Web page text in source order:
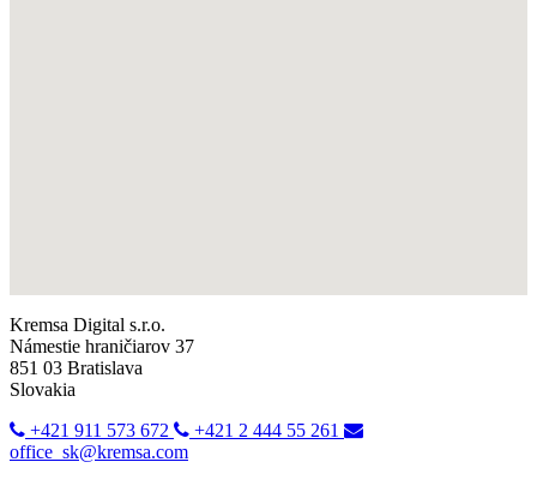
Kremsa Digital s.r.o.
Námestie hraničiarov 37
851 03 Bratislava
Slovakia
+421 911 573 672
+421 2 444 55 261
office_sk@kremsa.com